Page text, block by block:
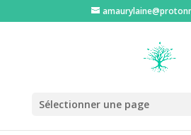
Sélectionner une page